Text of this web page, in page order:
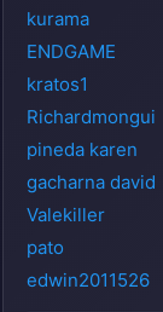
kurama
ENDGAME
kratos1
Richardmongui
pineda karen
gacharna david
Valekiller
pato
edwin2011526